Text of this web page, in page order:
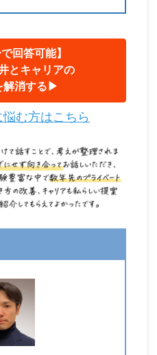
回答可能】
とキャリアの
解消する▶︎
む方はこちら